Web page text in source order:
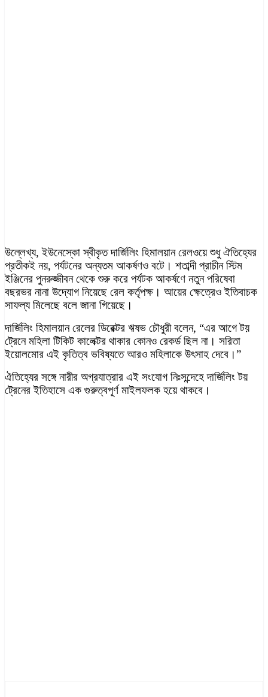
উল্লেখ্য, ইউনেস্কো স্বীকৃত দার্জিলিং হিমালয়ান রেলওয়ে শুধু ঐতিহ্যের
প্রতীকই নয়, পর্যটনের অন্যতম আকর্ষণও বটে। শতাব্দী প্রাচীন স্টিম
ইঞ্জিনের পুনরুজ্জীবন থেকে শুরু করে পর্যটক আকর্ষণে নতুন পরিষেবা
বছরভর নানা উদ্যোগ নিয়েছে রেল কর্তৃপক্ষ। আয়ের ক্ষেত্রেও ইতিবাচক
সাফল্য মিলেছে বলে জানা গিয়েছে।
দার্জিলিং হিমালয়ান রেলের ডিরেক্টর ঋষভ চৌধুরী বলেন, “এর আগে টয়
ট্রেনে মহিলা টিকিট কালেক্টর থাকার কোনও রেকর্ড ছিল না। সরিতা
ইয়োলমোর এই কৃতিত্ব ভবিষ্যতে আরও মহিলাকে উৎসাহ দেবে।”
ঐতিহ্যের সঙ্গে নারীর অগ্রযাত্রার এই সংযোগ নিঃসন্দেহে দার্জিলিং টয়
ট্রেনের ইতিহাসে এক গুরুত্বপূর্ণ মাইলফলক হয়ে থাকবে।